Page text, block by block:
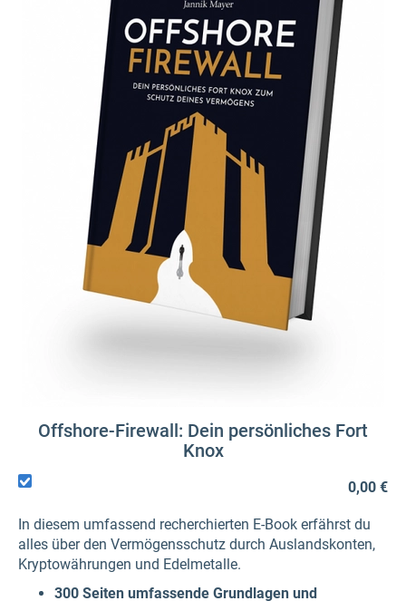
Offshore-Firewall: Dein persönliches Fort
Knox
0,00 €
In diesem umfassend recherchierten E-Book erfährst du
alles über den Vermögensschutz durch Auslandskonten,
Kryptowährungen und Edelmetalle.
300 Seiten umfassende Grundlagen und